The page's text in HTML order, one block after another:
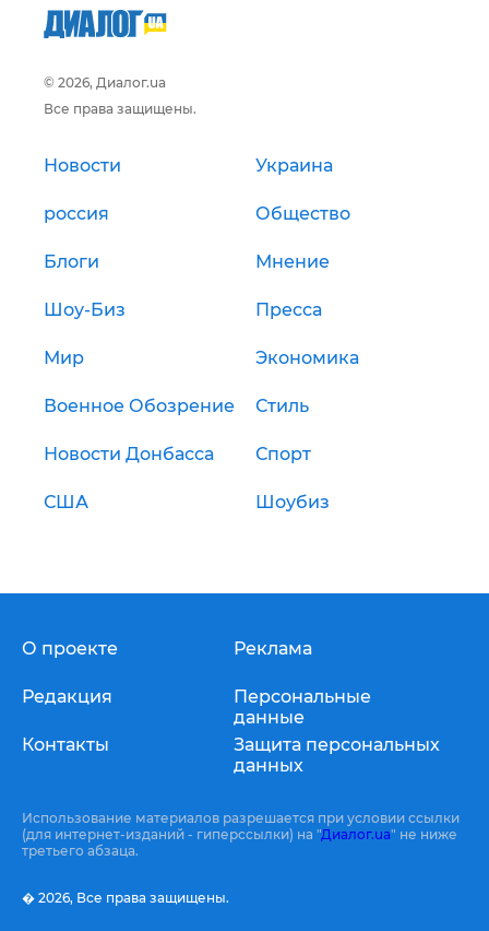
© 2026, Диалог.ua
Все права защищены.
Новости Украина
россия Общество
Блоги Мнение
Шоу-Биз Пресса
Мир Экономика
Военное Обозрение Стиль
Новости Донбасса Спорт
США Шоубиз
О проекте
Редакция
Контакты
Реклама
Персональные
данные
Защита персональных
данных
Использование материалов разрешается при условии ссылки
(для интернет-изданий - гиперссылки) на "Диалог.ua" не ниже
третьего абзаца.
� 2026, Все права защищены.